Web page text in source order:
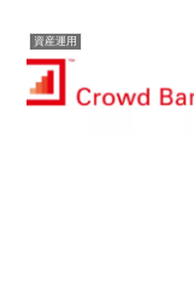
資産運用